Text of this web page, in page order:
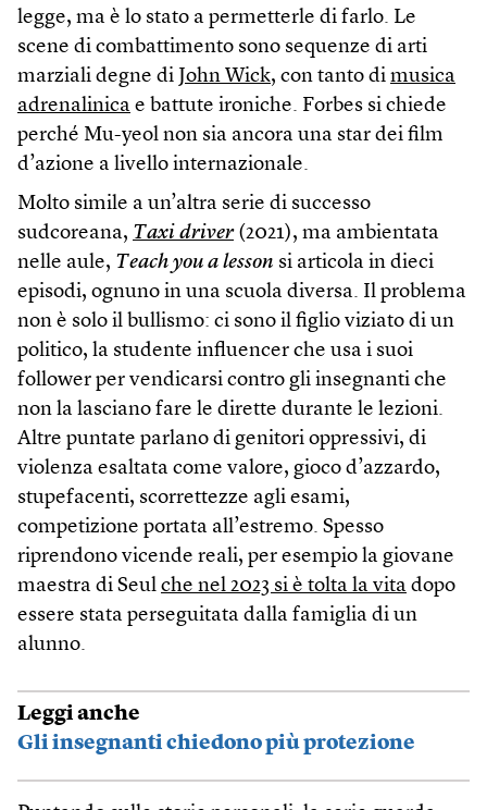
legge, ma è lo stato a permetterle di farlo. Le
scene di combattimento sono sequenze di arti
marziali degne di John Wick, con tanto di musica
adrenalinica e battute ironiche. Forbes si chiede
perché Mu-yeol non sia ancora una star dei film
d’azione a livello internazionale.
Molto simile a un’altra serie di successo
sudcoreana, Taxi driver(2021), ma ambientata
nelle aule, Teach you a lesson si articola in dieci
episodi, ognuno in una scuola diversa. Il problema
non è solo il bullismo: ci sono il figlio viziato di un
politico, la studente influencer che usa i suoi
follower per vendicarsi contro gli insegnanti che
non la lasciano fare le dirette durante le lezioni.
Altre puntate parlano di genitori oppressivi, di
violenza esaltata come valore, gioco d’azzardo,
stupefacenti, scorrettezze agli esami,
competizione portata all’estremo. Spesso
riprendono vicende reali, per esempio la giovane
maestra di Seul che nel 2023 si è tolta la vita dopo
essere stata perseguitata dalla famiglia di un
alunno.
Leggi anche
Gli insegnanti chiedono più protezione